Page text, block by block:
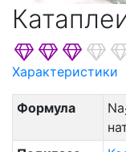
Характеристики
Формула Na